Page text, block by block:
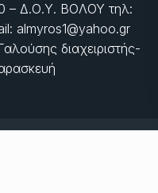
– Δ.Ο.Υ. ΒΟΛΟΥ τηλ:
almyros1@yahoo.gr
διαχειριστής-